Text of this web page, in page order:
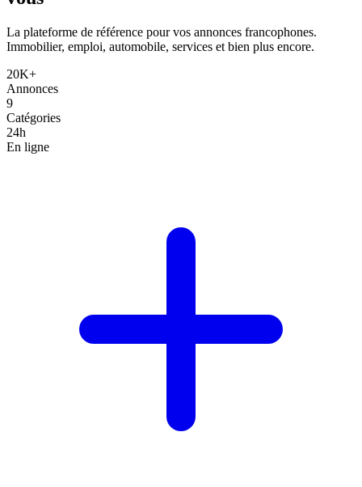
La plateforme de référence pour vos annonces francophones.
Immobilier, emploi, automobile, services et bien plus encore.
20K+
Annonces
9
Catégories
24h
En ligne